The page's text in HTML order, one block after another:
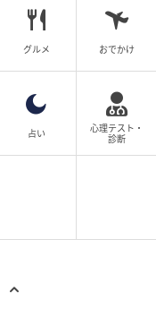
グルメ おでかけ
占い
心理テスト・
診断